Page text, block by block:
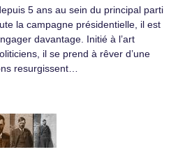
5 ans au sein du principal parti
la campagne présidentielle, il est
davantage. Initié à l’art
il se prend à rêver d’une
resurgissent…